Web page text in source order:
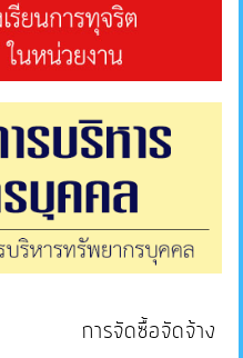
การจัดซื้อจัดจ้าง